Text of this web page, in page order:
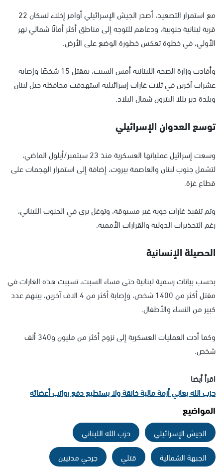
مع استمرار التصعيد، أصدر الجيش الإسرائيلي أوامر إخلاء لسكان 22
قرية لبنانية جنوبية، ودعاهم للتوجه إلى مناطق أكثر أمانًا شمالي نهر
الأولي، في خطوة تعكس خطورة الوضع على الأرض.
وأفادت وزارة الصحة اللبنانية أمس السبت، بمقتل 15 شخصًا وإصابة
عشرات آخرين في ثلاث غارات إسرائيلية استهدفت محافظة جبل لبنان
وبلدة دير بللا البترون شمال البلاد.
توسع العدوان الإسرائيلي
وسعت إسرائيل عملياتها العسكرية منذ 23 سبتمبر/أيلول الماضي،
لتشمل جنوب لبنان والعاصمة بيروت، إضافة إلى استمرار الهجمات على
قطاع غزة.
وتم تنفيذ غارات جوية غير مسبوقة، وتوغل بري في الجنوب اللبناني،
رغم التحذيرات الدولية والقرارات الأممية.
الحصيلة الإنسانية
بحسب بيانات رسمية لبنانية حتى مساء السبت، تسببت هذه الغارات في
مقتل أكثر من 1400 شخص، وإصابة أكثر من 4 الاف آخرين، بينهم عدد
كبير من النساء والأطفال.
وكما أدت العمليات العسكرية إلى نزوح أكثر من مليون و340 ألف
شخص.
اقرأ أيضا
حزب الله يعاني أزمة مالية خانقة ولا يستطيع دفع رواتب أعضائه
المواضيع
الجيش الإسرائيلي
حزب الله اللبناني
الجبهة الشمالية
قتلي جرحي مدنيين